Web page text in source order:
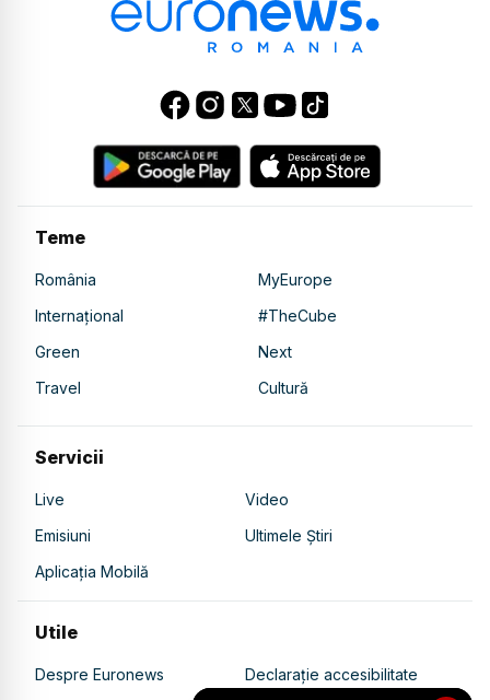
Teme
România
MyEurope
Internațional
#TheCube
Green
Next
Travel
Cultură
Servicii
Live
Video
Emisiuni
Ultimele Știri
Aplicația Mobilă
Utile
Despre Euronews Declarație accesibilitate